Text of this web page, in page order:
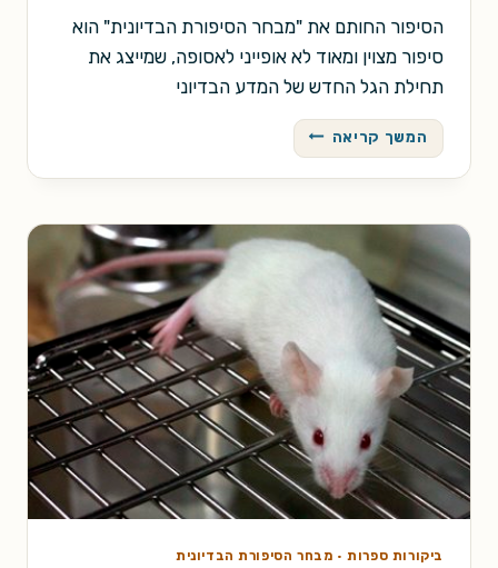
הסיפור החותם את "מבחר הסיפורת הבדיונית" הוא
סיפור מצוין ומאוד לא אופייני לאסופה, שמייצג את
תחילת הגל החדש של המדע הבדיוני
המשך קריאה ורד
לקוהלת
/
זלאזני
ביקורות ספרות· מבחר הסיפורת הבדיונית